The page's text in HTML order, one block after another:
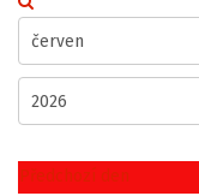
Předchozí den